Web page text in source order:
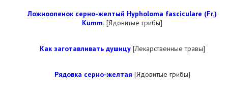
Ложноопенок серно-желтый Hypholoma fasciculare (Fr.)
Kumm. [Ядовитые грибы]
Как заготавливать душицу[Лекарственные травы]
Рядовка серно-желтая [Ядовитые грибы]